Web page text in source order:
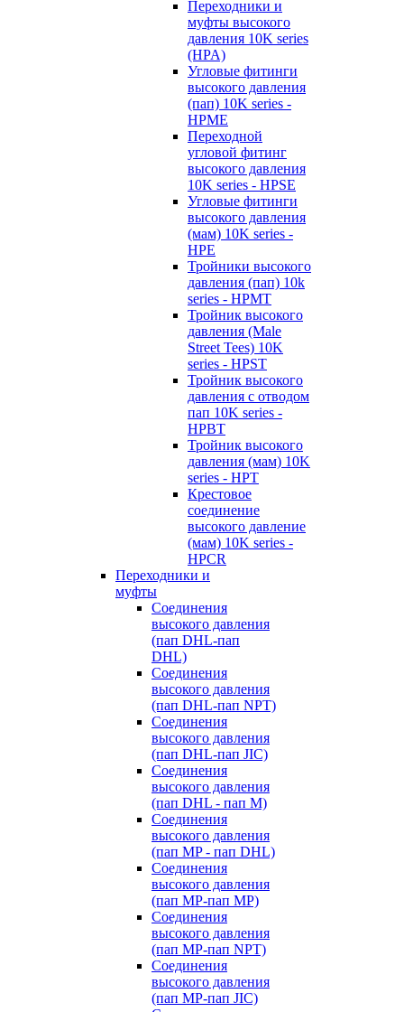
Переходники и
муфты высокого
давления 10K series
(HPA)
Угловые фитинги
высокого давления
(пап) 10K series -
HPME
Переходной
угловой фитинг
высокого давления
10K series - HPSE
Угловые фитинги
высокого давления
(мам) 10K series -
HPE
Тройники высокого
давления (пап) 10k
series - HPMT
Тройник высокого
давления (Male
Street Tees) 10K
series - HPST
Тройник высокого
давления с отводом
пап 10K series -
HPBT
Тройник высокого
давления (мам) 10K
series - HPT
Крестовое
соединение
высокого давление
(мам) 10K series -
HPCR
Переходники и
муфты
Cоединения
высокого давления
(пап DHL-пап
DHL)
Соединения
высокого давления
(пап DHL-пап NPT)
Соединения
высокого давления
(пап DHL-пап JIC)
Cоединения
высокого давления
(пап DHL - пап M)
Cоединения
высокого давления
(пап MP - пап DHL)
Соединения
высокого давления
(пап MP-пап MP)
Соединения
высокого давления
(пап MP-пап NPT)
Соединения
высокого давления
(пап MP-пап JIC)